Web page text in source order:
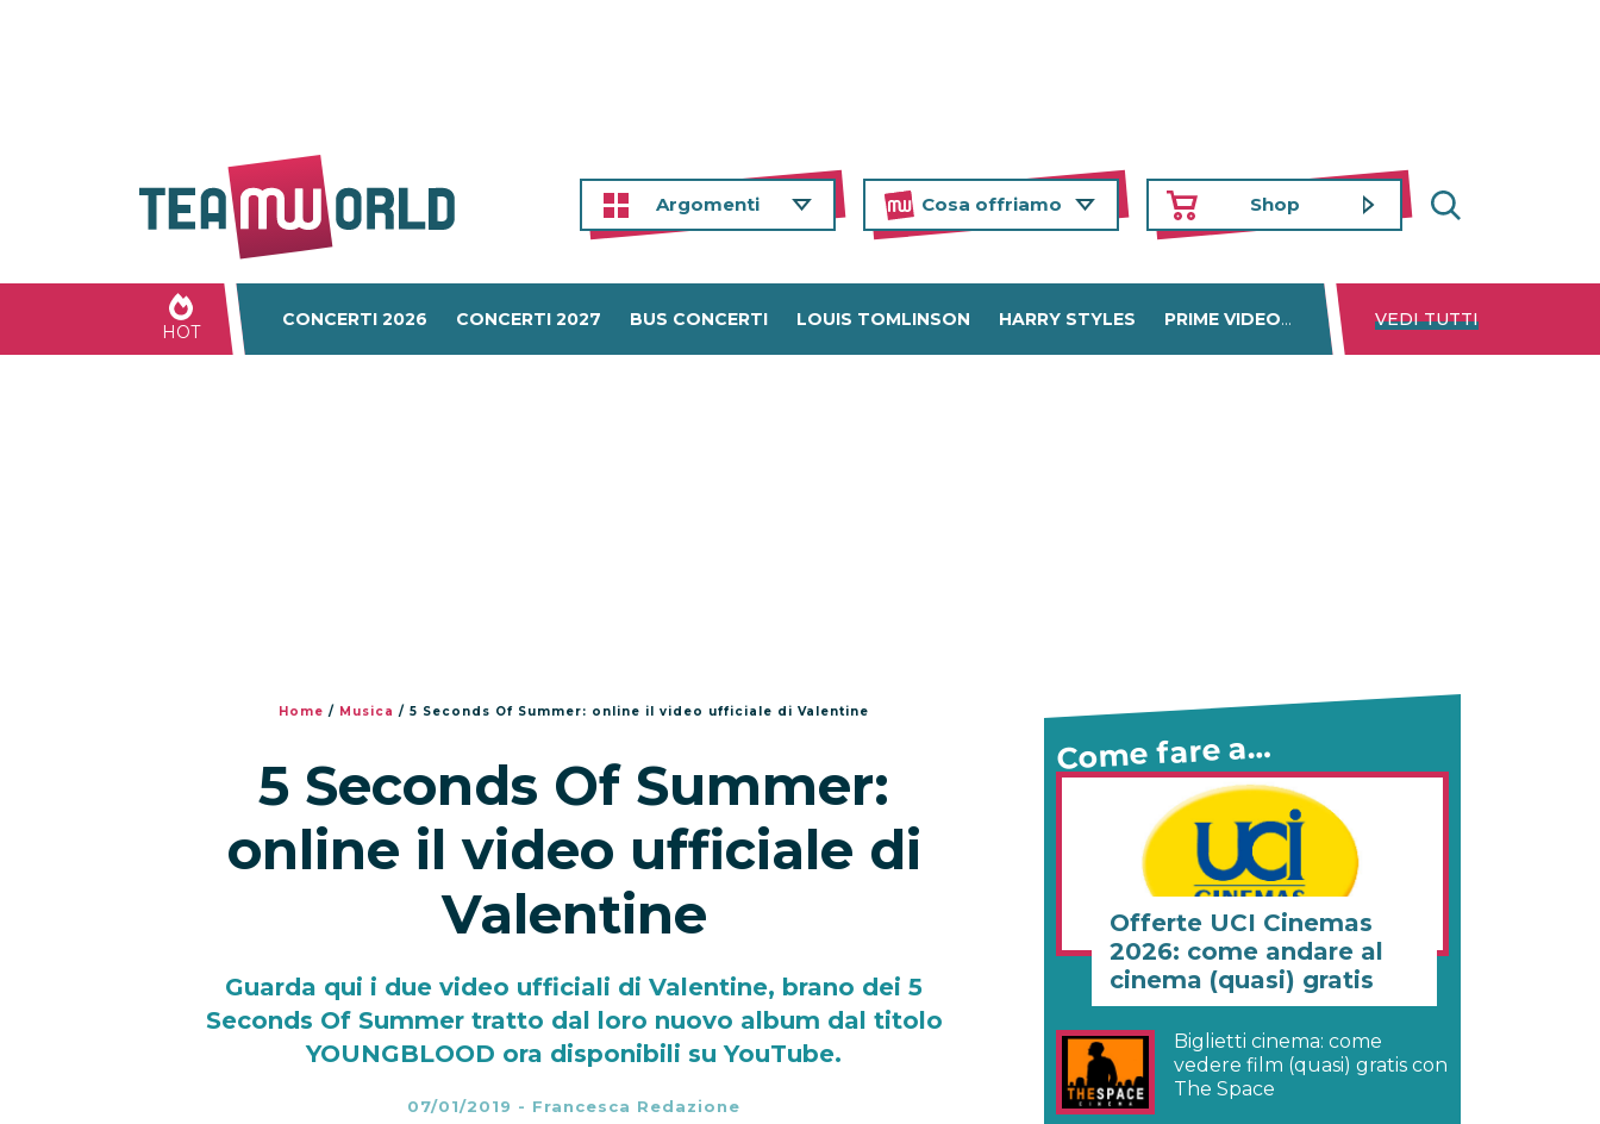
Argomenti Cosa offriamo Shop
HOT
CONCERTI 2026 CONCERTI 2027 BUS CONCERTI LOUIS TOMLINSON HARRY STYLES PRIME VIDEO DISNEY+ NETFLIX
VEDI TUTTI
Home / Musica / 5 Seconds Of Summer: online il video ufficiale di Valentine
5 Seconds Of Summer:
online il video ufficiale di
Valentine
Guarda qui i due video ufficiali di Valentine, brano dei 5
Seconds Of Summer tratto dal loro nuovo album dal titolo
YOUNGBLOOD ora disponibili su YouTube.
07/01/2019 - Francesca Redazione
Come fare a…
Offerte UCI Cinemas
2026: come andare al
cinema (quasi) gratis
Biglietti cinema: come
vedere film (quasi) gratis con
The Space